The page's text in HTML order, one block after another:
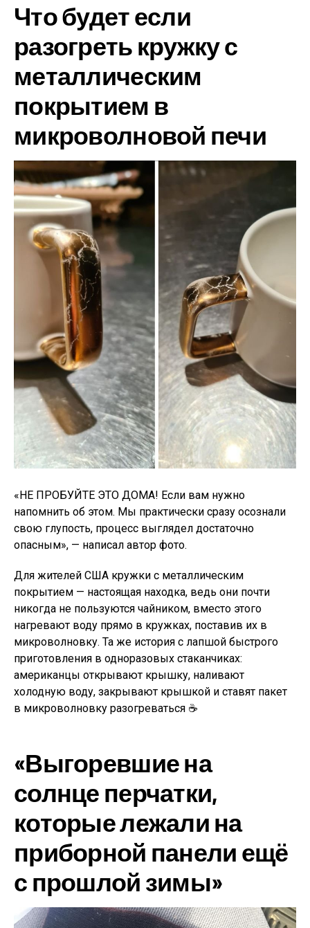
Что будет если
разогреть кружку с
металлическим
покрытием в
микроволновой печи
«НЕ ПРОБУЙТЕ ЭТО ДОМА! Если вам нужно
напомнить об этом. Мы практически сразу осознали
свою глупость, процесс выглядел достаточно
опасным», — написал автор фото.
Для жителей США кружки с металлическим
покрытием — настоящая находка, ведь они почти
никогда не пользуются чайником, вместо этого
нагревают воду прямо в кружках, поставив их в
микроволновку. Та же история с лапшой быстрого
приготовления в одноразовых стаканчиках:
американцы открывают крышку, наливают
холодную воду, закрывают крышкой и ставят пакет
в микроволновку разогреваться ☕
«Выгоревшие на
солнце перчатки,
которые лежали на
приборной панели ещё
с прошлой зимы»